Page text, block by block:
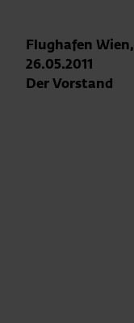
Flughafen Wien,
26.05.2011
Der Vorstand